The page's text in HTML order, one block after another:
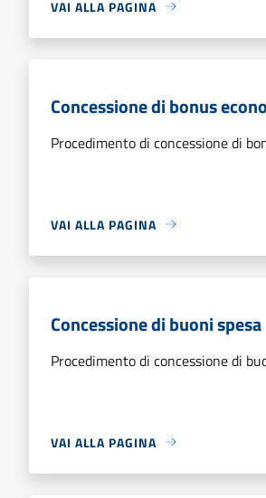
VAI ALLA PAGINA
Concessione di bonus
Procedimento di concessione di
VAI ALLA PAGINA
Concessione di buoni spesa
Procedimento di concessione di
VAI ALLA PAGINA